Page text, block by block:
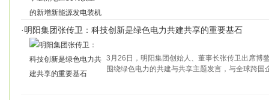
·明阳集团张传卫：科技创新是绿色电力共建共享的重要基石
3月26日，明阳集团创始人、董事长张传卫出席博
围绕绿色电力的共建与共享主题发言，与全球跨国